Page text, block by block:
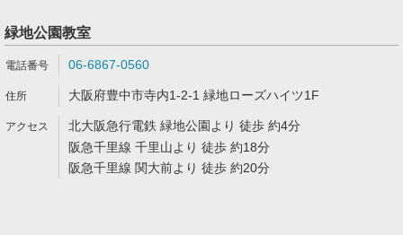
緑地公園教室
06-6867-0560
大阪府豊中市寺内1-2-1 緑地ローズハイツ1F
北大阪急行電鉄 緑地公園より 徒歩 約4分
阪急千里線 千里山より 徒歩 約18分
阪急千里線 関大前より 徒歩 約20分